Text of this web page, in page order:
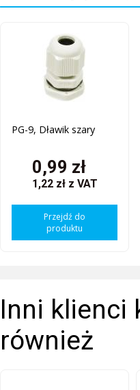
PG-9, Dławik szary
0,99 zł
1,22 zł z VAT
Przejdź do
produktu
Inni klienci
również